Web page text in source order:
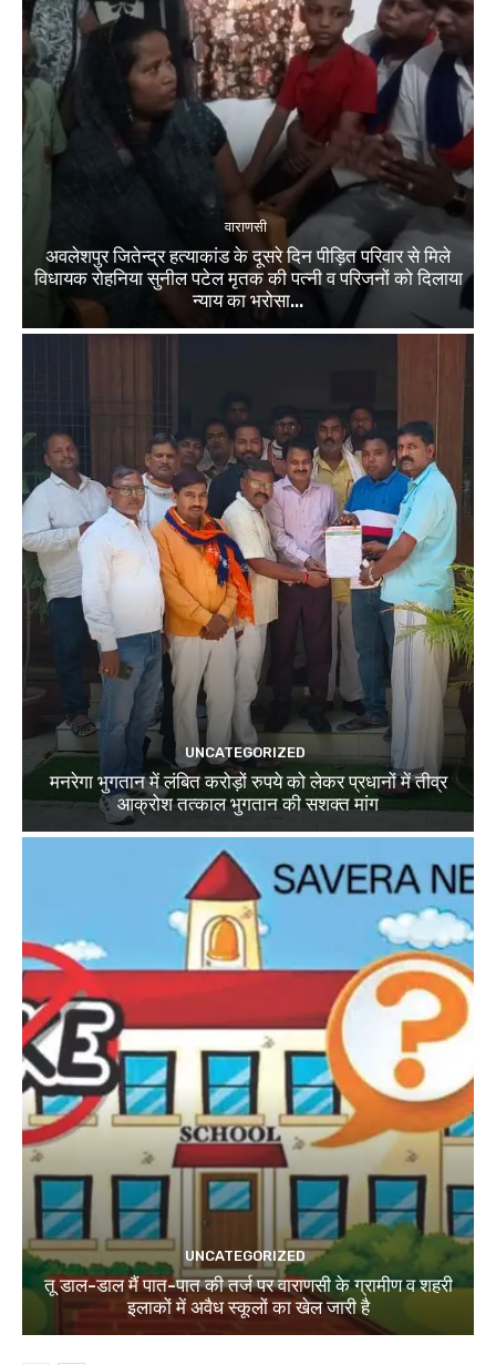
वाराणसी
अवलेशपुर जितेन्द्र हत्याकांड के दूसरे दिन पीड़ित परिवार से मिले
विधायक रोहनिया सुनील पटेल मृतक की पत्नी व परिजनों को दिलाया
न्याय का भरोसा...
UNCATEGORIZED
मनरेगा भुगतान में लंबित करोड़ों रुपये को लेकर प्रधानों में तीव्र
आक्रोश तत्काल भुगतान की सशक्त मांग
UNCATEGORIZED
तू डाल-डाल मैं पात-पात की तर्ज पर वाराणसी के ग्रामीण व शहरी
इलाकों में अवैध स्कूलों का खेल जारी है